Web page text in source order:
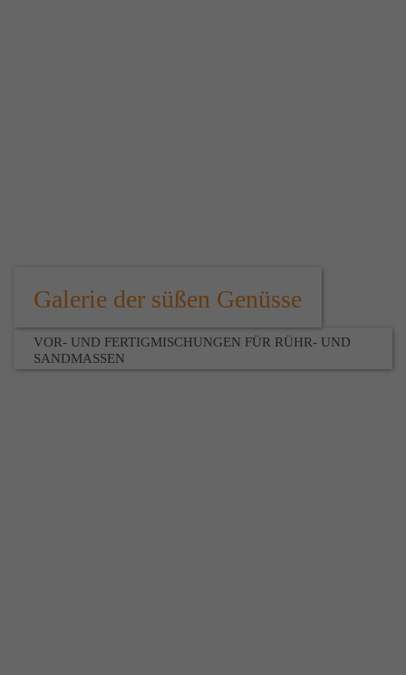
Galerie der süßen Genüsse
VOR- UND FERTIGMISCHUNGEN FÜR RÜHR- UND
SANDMASSEN